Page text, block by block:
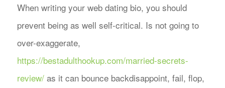
When writing your web dating bio, you should
prevent being as well self-critical. Is not going to
over-exaggerate,
https://bestadulthookup.com/married-secrets-
review/as it can bounce backdisappoint, fail, flop,